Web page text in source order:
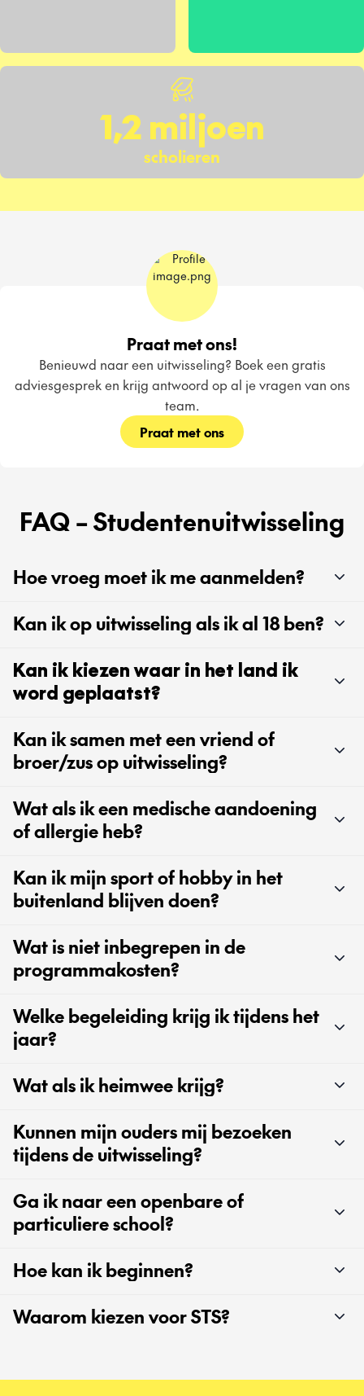
1,2 miljoen
scholieren
Praat met ons!
Benieuwd naar een uitwisseling? Boek een gratis
adviesgesprek en krijg antwoord op al je vragen van ons
team.
Praat met ons
FAQ – Studentenuitwisseling
Hoe vroeg moet ik me aanmelden?
Kan ik op uitwisseling als ik al 18 ben?
Kan ik kiezen waar in het land ik
word geplaatst?
Kan ik samen met een vriend of
broer/zus op uitwisseling?
Wat als ik een medische aandoening
of allergie heb?
Kan ik mijn sport of hobby in het
buitenland blijven doen?
Wat is niet inbegrepen in de
programmakosten?
Welke begeleiding krijg ik tijdens het
jaar?
Wat als ik heimwee krijg?
Kunnen mijn ouders mij bezoeken
tijdens de uitwisseling?
Ga ik naar een openbare of
particuliere school?
Hoe kan ik beginnen?
Waarom kiezen voor STS?